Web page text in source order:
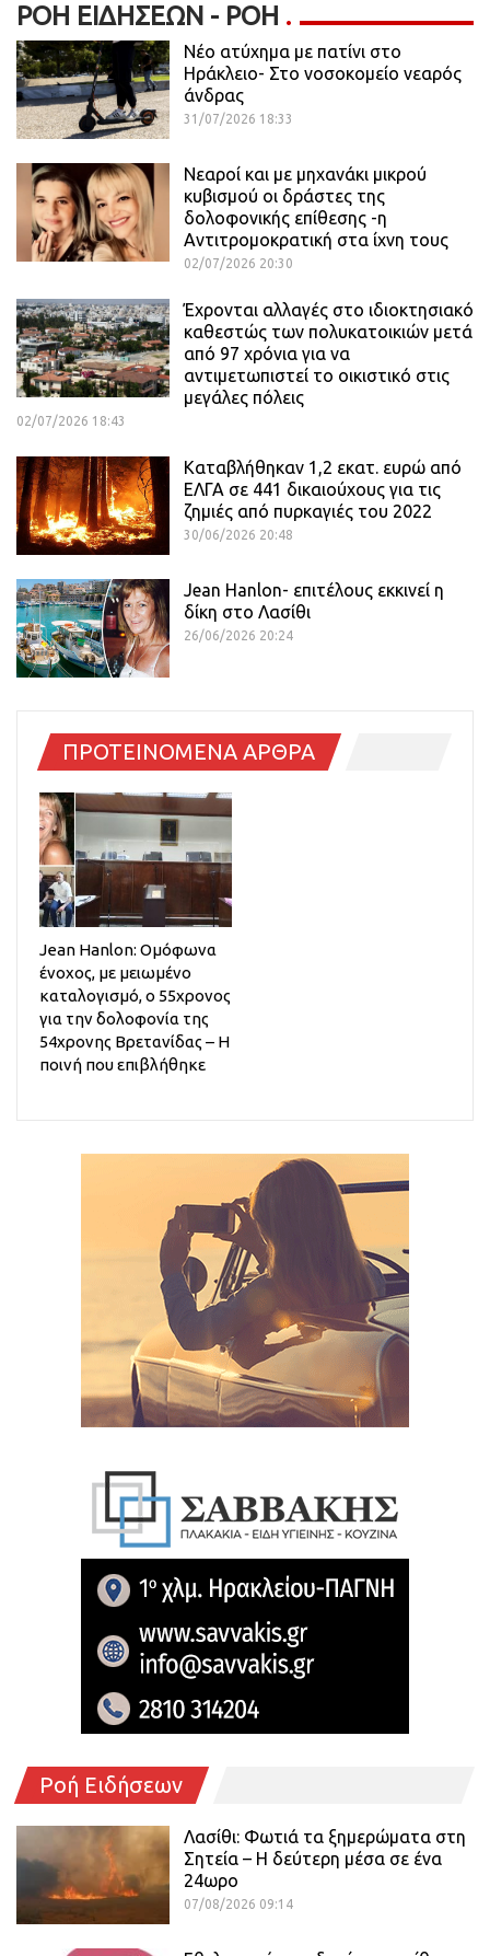
ΡΟΉ ΕΙΔΉΣΕΩΝ - ΡΟΗ
Νέο ατύχημα με πατίνι στο
Ηράκλειο- Στο νοσοκομείο νεαρός
άνδρας
31/07/2026 18:33
Νεαροί και με μηχανάκι μικρού
κυβισμού οι δράστες της
δολοφονικής επίθεσης -η
Αντιτρομοκρατική στα ίχνη τους
02/07/2026 20:30
Έχρονται αλλαγές στο ιδιοκτησιακό
καθεστώς των πολυκατοικιών μετά
από 97 χρόνια για να
αντιμετωπιστεί το οικιστικό στις
μεγάλες πόλεις
02/07/2026 18:43
Καταβλήθηκαν 1,2 εκατ. ευρώ από
ΕΛΓΑ σε 441 δικαιούχους για τις
ζημιές από πυρκαγιές του 2022
30/06/2026 20:48
Jean Hanlon- επιτέλους εκκινεί η
δίκη στο Λασίθι
26/06/2026 20:24
ΠΡΟΤΕΙΝΟΜΕΝΑ ΑΡΘΡΑ
Jean Hanlon: Ομόφωνα
ένοχος, με μειωμένο
καταλογισμό, ο 55χρονος
για την δολοφονία της
54χρονης Βρετανίδας – Η
ποινή που επιβλήθηκε
Ροή Ειδήσεων
Λασίθι: Φωτιά τα ξημερώματα στη
Σητεία – Η δεύτερη μέσα σε ένα
24ωρο
07/08/2026 09:14